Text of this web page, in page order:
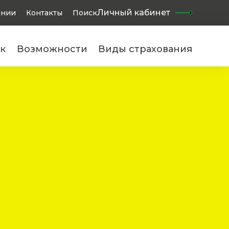
Контакты Поиск Найти
Личный кабинет
Возможности Виды страхования